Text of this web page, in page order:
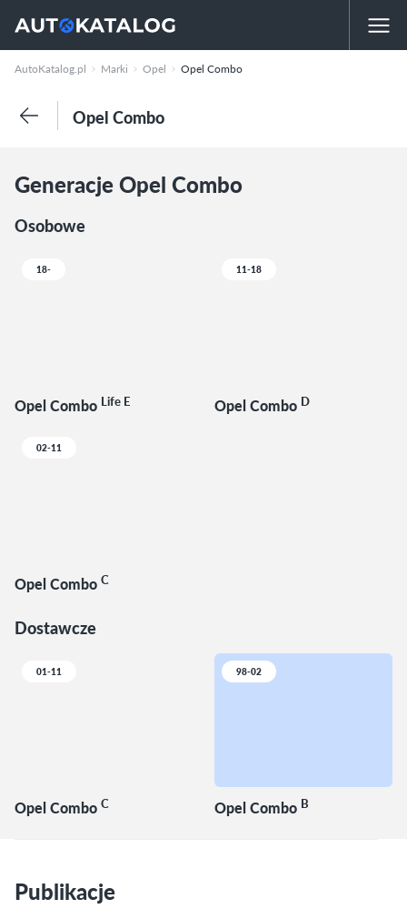
AutoKatalog.pl Marki Opel Opel Combo
Opel Combo
Generacje Opel Combo
Osobowe
18-
Opel Combo Life E
11-18
Opel Combo D
02-11
Opel Combo C
Dostawcze
01-11
Opel Combo C
98-02
Opel Combo B
Publikacje